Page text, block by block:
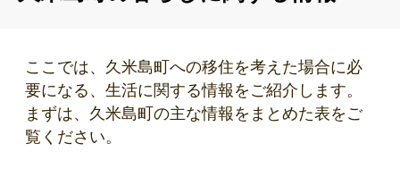
ここでは、久米島町への移住を考えた場合に必
要になる、生活に関する情報をご紹介します。
まずは、久米島町の主な情報をまとめた表をご
覧ください。